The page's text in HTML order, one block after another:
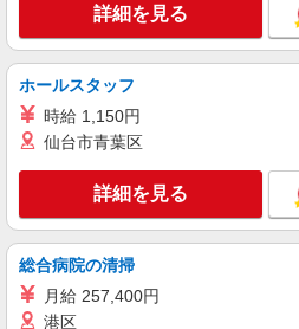
ィブ支給(規定有) ★月2回払い・週払い可能（規程
有）★ ゜・。○。・
キープ
派遣社員 紹介予定派遣
株式会社シエロ
【ソフトバンク
月給220000円
る） ※残業代支給 ★
゜+゜・。○。・゜+
10万円支給(規定有) お友達を紹介頂くと, インセン
ティブ支給(規定有)
福岡県福岡市早
キープ
派遣社員
詳細を見る
ホールスタッフ
時給 1,150円
仙台市青葉区
詳細を見る
総合病院の清掃
月給 257,400円
港区